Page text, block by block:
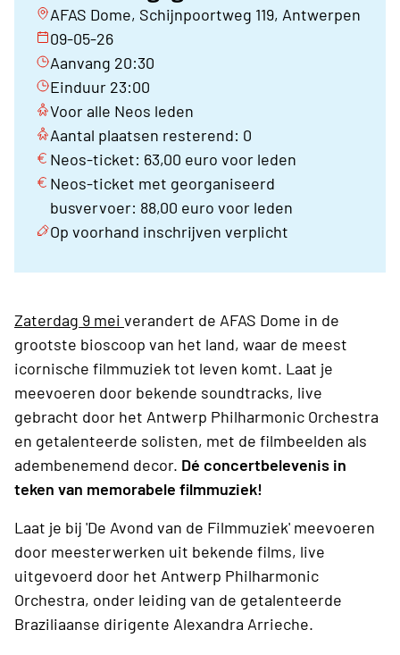
AFAS Dome, Schijnpoortweg 119, Antwerpen
09-05-26
Aanvang 20:30
Einduur 23:00
Voor alle Neos leden
Aantal plaatsen resterend: 0
Neos-ticket: 63,00 euro voor leden
Neos-ticket met georganiseerd
busvervoer: 88,00 euro voor leden
Op voorhand inschrijven verplicht
Zaterdag 9 mei verandert de AFAS Dome in de
grootste bioscoop van het land, waar de meest
icornische filmmuziek tot leven komt. Laat je
meevoeren door bekende soundtracks, live
gebracht door het Antwerp Philharmonic Orchestra
en getalenteerde solisten, met de filmbeelden als
adembenemend decor. Dé concertbelevenis in
teken van memorabele filmmuziek!
Laat je bij 'De Avond van de Filmmuziek' meevoeren
door meesterwerken uit bekende films, live
uitgevoerd door het Antwerp Philharmonic
Orchestra, onder leiding van de getalenteerde
Braziliaanse dirigente Alexandra Arrieche.